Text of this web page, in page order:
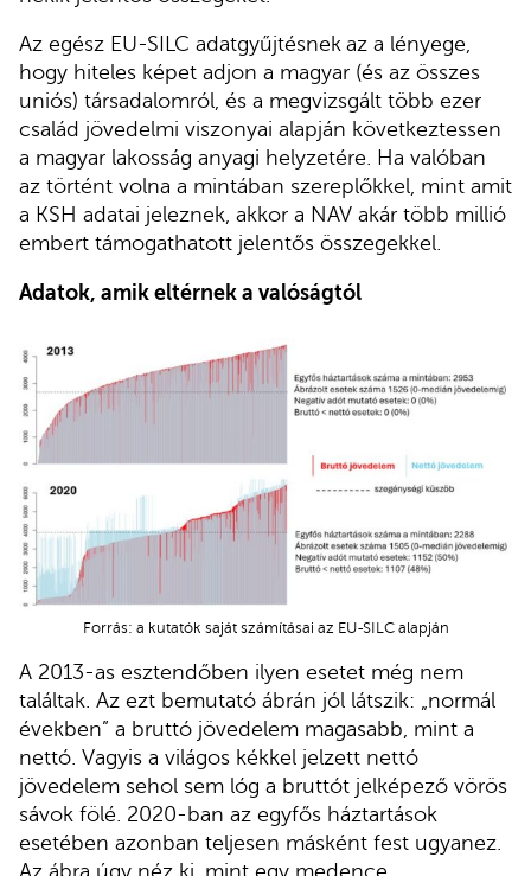
Az egész EU-SILC adatgyűjtésnek az a lényege,
hogy hiteles képet adjon a magyar (és az összes
uniós) társadalomról, és a megvizsgált több ezer
család jövedelmi viszonyai alapján következtessen
a magyar lakosság anyagi helyzetére. Ha valóban
az történt volna a mintában szereplőkkel, mint amit
a KSH adatai jeleznek, akkor a NAV akár több millió
embert támogathatott jelentős összegekkel.
Adatok, amik eltérnek a valóságtól
Forrás: a kutatók saját számításai az EU-SILC alapján
A 2013-as esztendőben ilyen esetet még nem
találtak. Az ezt bemutató ábrán jól látszik: „normál
években” a bruttó jövedelem magasabb, mint a
nettó. Vagyis a világos kékkel jelzett nettó
jövedelem sehol sem lóg a bruttót jelképező vörös
sávok fölé. 2020-ban az egyfős háztartások
esetében azonban teljesen másként fest ugyanez.